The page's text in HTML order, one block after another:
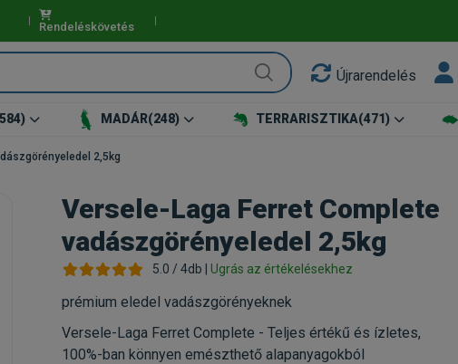
Rendeléskövetés
Újrarendelés
MADÁR(248) TERRARISZTIKA(471)
2,5kg
Versele-Laga Ferret Complete
vadászgörényeledel 2,5kg
5.0 / 4db | Ugrás az értékelésekhez
prémium eledel vadászgörényeknek
Versele-Laga Ferret Complete - Teljes értékű és ízletes,
100%-ban könnyen emészthető alapanyagokból